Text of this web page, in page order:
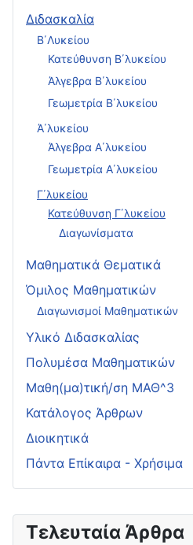
Τελευταία Άρθρα
Διδασκαλία
Β΄Λυκείου
Κατεύθυνση Β΄λυκείου
Άλγεβρα Β΄λυκείου
Γεωμετρία Β΄λυκείου
Ά΄λυκείου
Άλγεβρα Α΄λυκείου
Γεωμετρία Α΄λυκείου
Γ΄λυκείου
Κατεύθυνση Γ΄λυκείου
Διαγωνίσματα
Μαθηματικά Θεματικά
Όμιλος Μαθηματικών
Διαγωνισμοί Μαθηματικών
Υλικό Διδασκαλίας
Πολυμέσα Μαθηματικών
Μαθη(μα)τική/ση ΜΑΘ^3
Κατάλογος Άρθρων
Διοικητικά
Πάντα Επίκαιρα - Χρήσιμα